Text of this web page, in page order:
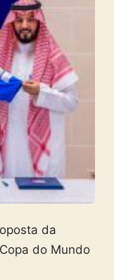
da
do Mundo